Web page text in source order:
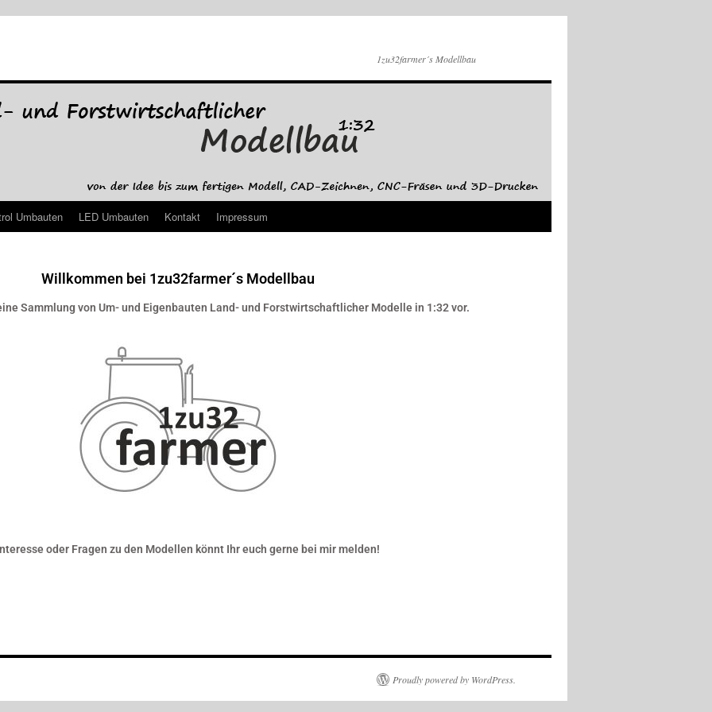
1zu32farmer´s Modellbau
Umbauten LED Umbauten Kontakt Impressum
Willkommen bei 1zu32farmer´s Modellbau
Sammlung von Um- und Eigenbauten Land- und Forstwirtschaftlicher Modelle in 1:32 vor.
oder Fragen zu den Modellen könnt Ihr euch gerne bei mir melden!
Proudly powered by WordPress.